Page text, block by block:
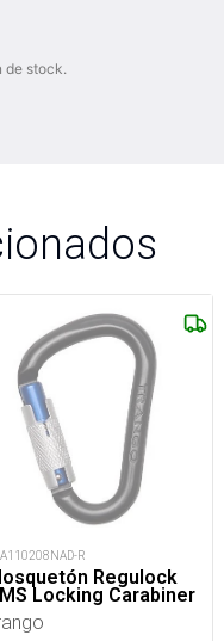
de stock.
R
Regulock
Locking Carabiner